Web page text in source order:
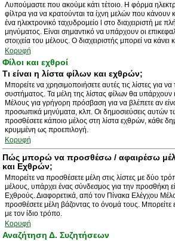
Λυπούμαστε που ακούμε κάτι τέτοιο. Η φόρμα
φίλτρα για να κρατούνται τα ίχνη μελών που κάνουν
ένα ηλεκτρονικό ταχυδρομείο l στο διαχειριστή με
μηνύματος. Είναι σημαντικό να υπάρχουν οι
στοιχεία του μέλους. Ο διαχειριστής μπορεί να κάνει
Κορυφή
Φίλοι και εχθροί
Τι είναι η λίστα φίλων και εχθρών;
Μπορείτε να χρησιμοποιήσετε αυτές τις λίστες για
συστήματος. Τα μέλη της λίστας φίλων θα υπάρχουν
Μέλους για γρήγορη πρόσβαση για να βλέπετε αν
προσωπικά μηνύματα, κλπ. Οι δημοσιεύσεις αυτών
προσθέσετε κάποιο μέλος στη λίστα εχθρών, κάθε
κρυμμένη ως προεπιλογή.
Κορυφή
Πώς μπορώ να προσθέσω / αφαιρέσω
και Εχθρών;
Μπορείτε να προσθέσετε μέλη στις λίστες με δύο
μέλους, υπάρχει ένας σύνδεσμος για την προσθήκη
Εχθρούς. Διαφορετικά, από τον Πίνακα Ελέγχου
προσθέσετε μέλη βάζοντας το όνομά τους. Μπορείτε
με τον ίδιο τρόπο.
Κορυφή
Αναζήτηση Δ. Συζητήσεων